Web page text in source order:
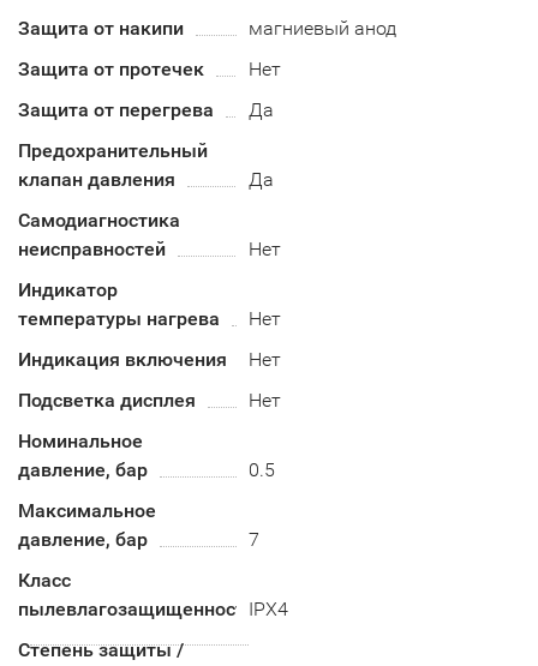
Защита от накипи
магниевый анод
Защита от протечек
Нет
Защита от перегрева
Да
Предохранительный
клапан давления
Да
Самодиагностика
неисправностей
Нет
Индикатор
температуры нагрева
Нет
Индикация включения
Нет
Подсветка дисплея
Нет
Номинальное
давление, бар
0.5
Максимальное
давление, бар
7
Класс
пылевлагозащищенностиIPX4
Степень защиты /